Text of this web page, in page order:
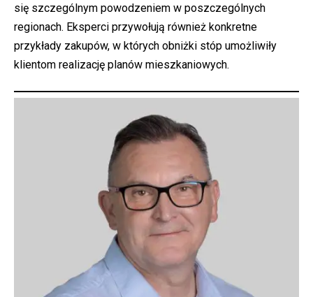
się szczególnym powodzeniem w poszczególnych
regionach. Eksperci przywołują również konkretne
przykłady zakupów, w których obniżki stóp umożliwiły
klientom realizację planów mieszkaniowych.